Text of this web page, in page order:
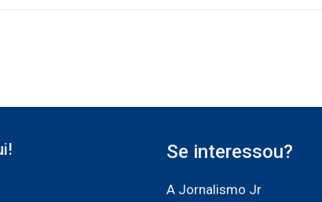
Se interessou?
A Jornalismo Jr